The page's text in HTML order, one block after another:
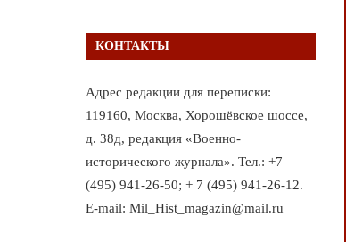
КОНТАКТЫ
Адрес редакции для переписки:
119160, Москва, Хорошёвское шоссе,
д. 38д, редакция «Военно-
исторического журнала». Тел.: +7
(495) 941-26-50; + 7 (495) 941-26-12.
E-mail: Mil_Hist_magazin@mail.ru